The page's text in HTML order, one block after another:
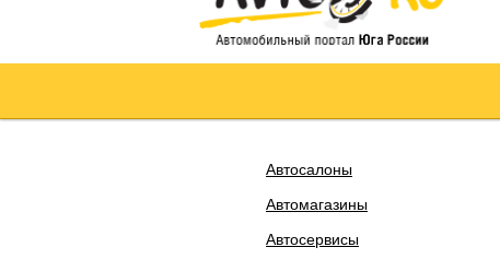
Автосалоны
Автомагазины
Автосервисы